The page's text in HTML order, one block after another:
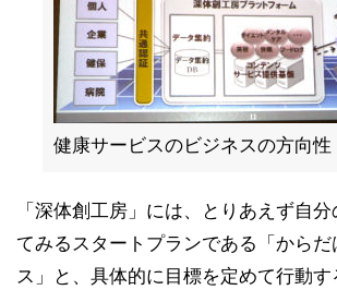
健康サービスのビジネスの方向性
「深体創工房」には、とりあえず自
てみるスタートプランである「から
ス」と、具体的に目標を定めて行動